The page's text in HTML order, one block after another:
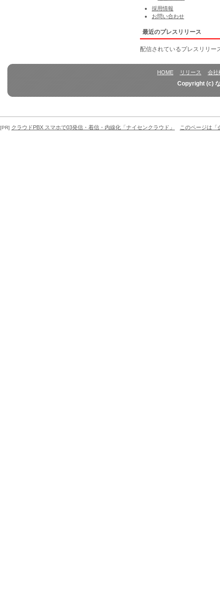
採用情報
お問い合わせ
最近のプレスリリース
配信されているプレスリリー
HOME リリース 会社
Copyright (c)
[PR] クラウドPBX スマホで03発信・着信・内線化「ナイセンクラウド」 このページは